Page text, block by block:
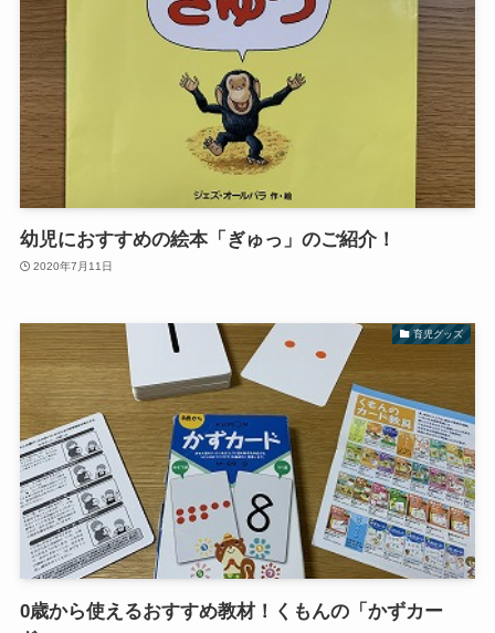
幼児におすすめの絵本「ぎゅっ」のご紹介！
2020年7月11日
育児グッズ
0歳から使えるおすすめ教材！くもんの「かずカー